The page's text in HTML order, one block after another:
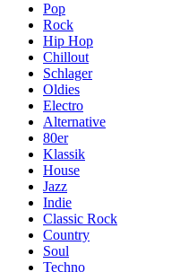
Pop
Rock
Hip Hop
Chillout
Schlager
Oldies
Electro
Alternative
80er
Klassik
House
Jazz
Indie
Classic Rock
Country
Soul
Techno